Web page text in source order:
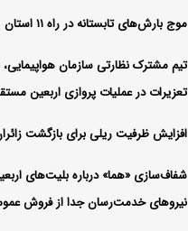
موج بارش‌های تابستانه در راه ۱۱ استان
تیم مشترک نظارتی سازمان هواپیمایی،
تعزیرات در عملیات پروازی اربعین
افزایش ظرفیت ریلی برای بازگشت
شفاف‌سازی «هما» درباره بلیت‌های
نیروهای خدمت‌رسان جدا از فروش